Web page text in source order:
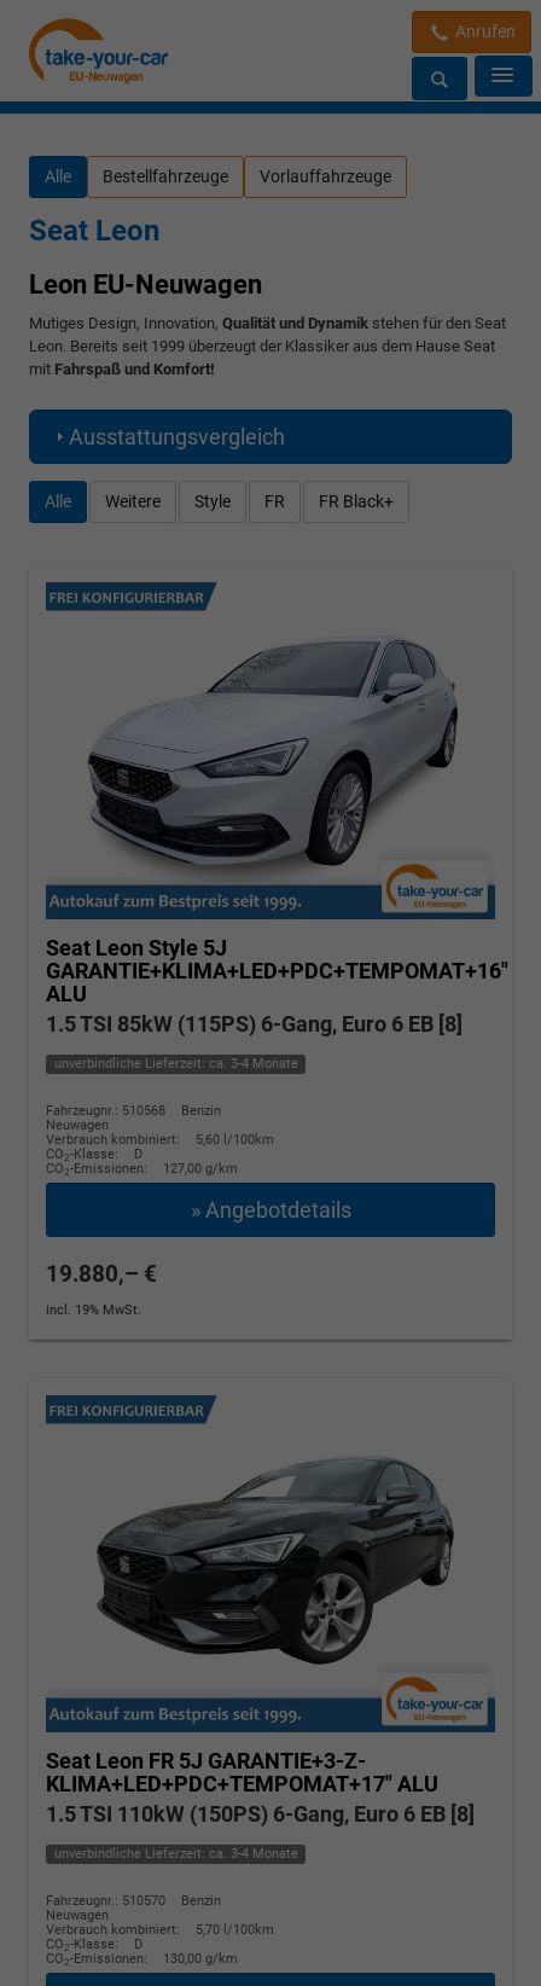
Anrufen
Alle Bestellfahrzeuge Vorlauffahrzeuge
Seat Leon
Leon EU-Neuwagen
Mutiges Design, Innovation, Qualität und Dynamik stehen für den Seat
Leon. Bereits seit 1999 überzeugt der Klassiker aus dem Hause Seat
mit Fahrspaß und Komfort!
Ausstattungsvergleich
Alle Weitere Style FR FR Black+
Seat Leon Style 5J
GARANTIE+KLIMA+LED+PDC+TEMPOMAT+16"
ALU
1.5 TSI 85kW (115PS) 6-Gang, Euro 6 EB [8]
unverbindliche Lieferzeit: ca. 3-4 Monate
Fahrzeugnr.: 510568
Benzin
Neuwagen
Verbrauch kombiniert:
5,60 l/100km
CO2-Klasse:
D
CO2-Emissionen: 127,00 g/km
» Angebotdetails
19.880,– €
incl. 19% MwSt.
Seat Leon FR 5J GARANTIE+3-Z-
KLIMA+LED+PDC+TEMPOMAT+17" ALU
1.5 TSI 110kW (150PS) 6-Gang, Euro 6 EB [8]
unverbindliche Lieferzeit: ca. 3-4 Monate
Fahrzeugnr.: 510570
Benzin
Neuwagen
Verbrauch kombiniert:
5,70 l/100km
CO2-Klasse:
D
CO2-Emissionen: 130,00 g/km